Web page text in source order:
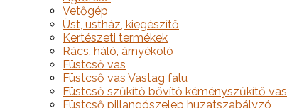
Vetőgép
Üst, üstház, kiegészítő
Kertészeti termékek
Rács, háló, árnyékoló
Füstcső vas
Füstcső vas Vastag falu
Füstcső szűkítő bővítő kéményszűkítő vas
Füstcső pillangószelep huzatszabályzó